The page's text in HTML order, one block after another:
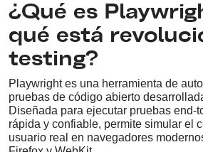
¿Qué es
qué está
testing?
Playwright es una herramienta de
pruebas de código abierto
Diseñada para ejecutar pruebas end-
rápida y confiable, permite simular el
usuario real en navegadores